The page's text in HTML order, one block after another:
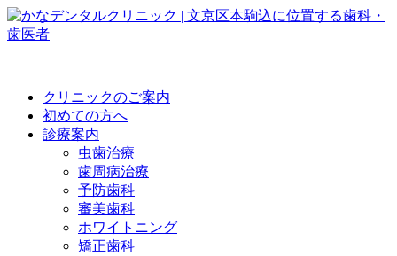
クリニックのご案内
初めての方へ
診療案内
虫歯治療
歯周病治療
予防歯科
審美歯科
ホワイトニング
矯正歯科